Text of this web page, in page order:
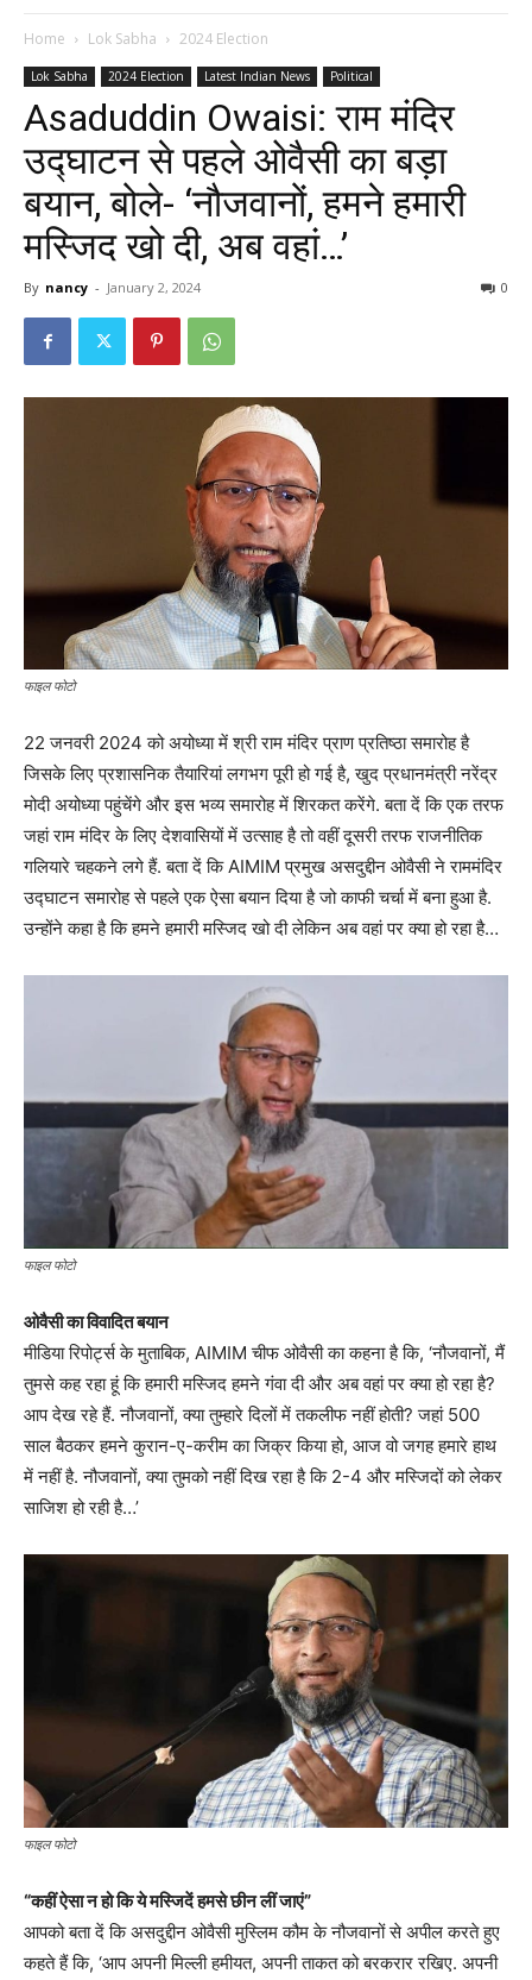
Home Lok Sabha 2024 Election
Lok Sabha 2024 Election Latest Indian News Political
Asaduddin Owaisi: राम मंदिर
उद्घाटन से पहले ओवैसी का बड़ा
बयान, बोले- ‘नौजवानों, हमने हमारी
मस्जिद खो दी, अब वहां…’
By nancy - January 2, 2024 0
फाइल फोटो
22 जनवरी 2024 को अयोध्या में श्री राम मंदिर प्राण प्रतिष्ठा समारोह है
जिसके लिए प्रशासनिक तैयारियां लगभग पूरी हो गई है, खुद प्रधानमंत्री नरेंद्र
मोदी अयोध्या पहुंचेंगे और इस भव्य समारोह में शिरकत करेंगे. बता दें कि एक तरफ
जहां राम मंदिर के लिए देशवासियों में उत्साह है तो वहीं दूसरी तरफ राजनीतिक
गलियारे चहकने लगे हैं. बता दें कि AIMIM प्रमुख असदुद्दीन ओवैसी ने राममंदिर
उद्घाटन समारोह से पहले एक ऐसा बयान दिया है जो काफी चर्चा में बना हुआ है.
उन्होंने कहा है कि हमने हमारी मस्जिद खो दी लेकिन अब वहां पर क्या हो रहा है…
फाइल फोटो
ओवैसी का विवादित बयान
मीडिया रिपोर्ट्स के मुताबिक, AIMIM चीफ ओवैसी का कहना है कि, ‘नौजवानों, मैं
तुमसे कह रहा हूं कि हमारी मस्जिद हमने गंवा दी और अब वहां पर क्या हो रहा है?
आप देख रहे हैं. नौजवानों, क्या तुम्हारे दिलों में तकलीफ नहीं होती? जहां 500
साल बैठकर हमने कुरान-ए-करीम का जिक्र किया हो, आज वो जगह हमारे हाथ
में नहीं है. नौजवानों, क्या तुमको नहीं दिख रहा है कि 2-4 और मस्जिदों को लेकर
साजिश हो रही है…’
फाइल फोटो
“कहीं ऐसा न हो कि ये मस्जिदें हमसे छीन लीं जाएं”
आपको बता दें कि असदुद्दीन ओवैसी मुस्लिम कौम के नौजवानों से अपील करते हुए
कहते हैं कि, ‘आप अपनी मिल्ली हमीयत, अपनी ताकत को बरकरार रखिए. अपनी